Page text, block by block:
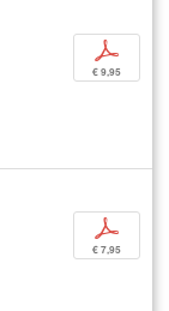
p
€ 9,95
p
€ 7,95